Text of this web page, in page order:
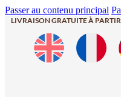
Passer au contenu principal
LIVRAISON GRATUITE À